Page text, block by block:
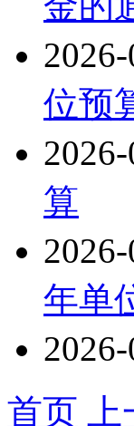
位预
算
年单
首页